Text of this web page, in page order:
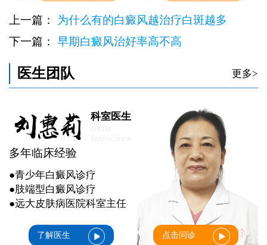
上一篇： 为什么有的白癜风越治疗白斑越多
下一篇： 早期白癜风治好率高不高
医生团队 更多>
科室医生
多年临床经验
●青少年白癜风诊疗
●肢端型白癜风诊疗
●远大皮肤病医院科室主任
了解医生 点击问诊